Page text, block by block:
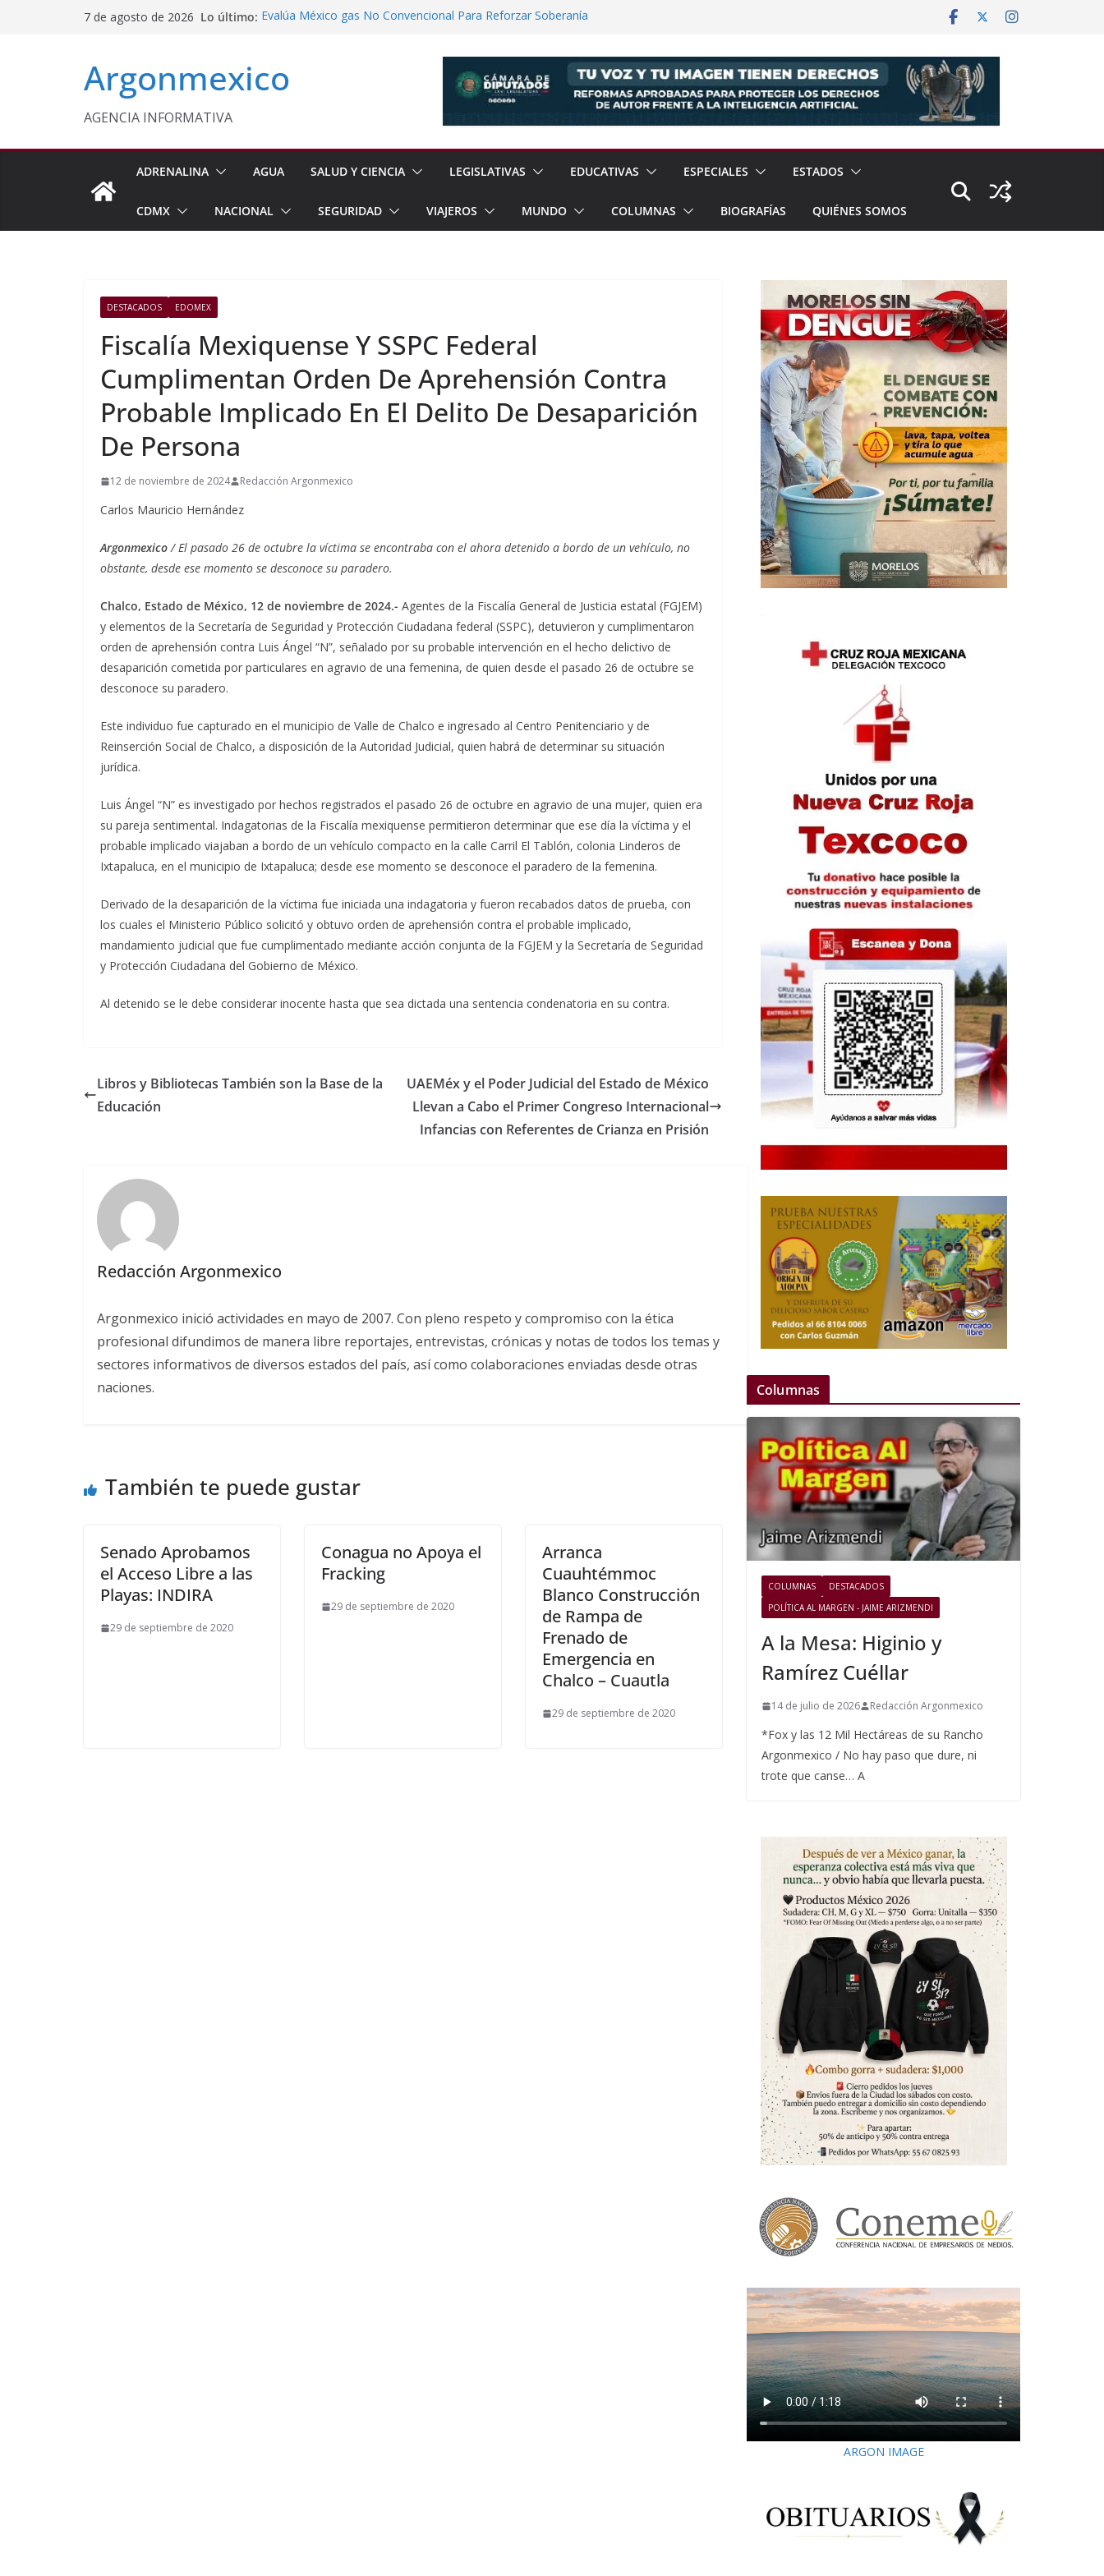
7 de agosto de 2026 Lo último: Evalúa México gas No Convencional Para Reforzar Soberanía
Texcoco Fortalece Prestaciones de Trabajadores del
Aseguran Casi 10 Millones de Cigarrillos Apócrifos en
Michoacán
Argonmexico
AGENCIA INFORMATIVA
ADRENALINA AGUA SALUD Y CIENCIA LEGISLATIVAS EDUCATIVAS ESPECIALES ESTADOS
CDMX NACIONAL SEGURIDAD VIAJEROS MUNDO COLUMNAS BIOGRAFÍAS QUIÉNES SOMOS
DESTACADOS EDOMEX
Fiscalía Mexiquense Y SSPC Federal
Cumplimentan Orden De Aprehensión Contra
Probable Implicado En El Delito De Desaparición
De Persona
12 de noviembre de 2024 Redacción Argonmexico
Carlos Mauricio Hernández
Argonmexico/ El pasado 26 de octubre la víctima se encontraba con el ahora detenido a bordo de un vehículo, no
obstante, desde ese momento se desconoce su paradero.
Chalco, Estado de México, 12 de noviembre de 2024.- Agentes de la Fiscalía General de Justicia estatal (FGJEM)
y elementos de la Secretaría de Seguridad y Protección Ciudadana federal (SSPC), detuvieron y cumplimentaron
orden de aprehensión contra Luis Ángel “N”, señalado por su probable intervención en el hecho delictivo de
desaparición cometida por particulares en agravio de una femenina, de quien desde el pasado 26 de octubre se
desconoce su paradero.
Este individuo fue capturado en el municipio de Valle de Chalco e ingresado al Centro Penitenciario y de
Reinserción Social de Chalco, a disposición de la Autoridad Judicial, quien habrá de determinar su situación
jurídica.
Luis Ángel “N” es investigado por hechos registrados el pasado 26 de octubre en agravio de una mujer, quien era
su pareja sentimental. Indagatorias de la Fiscalía mexiquense permitieron determinar que ese día la víctima y el
probable implicado viajaban a bordo de un vehículo compacto en la calle Carril El Tablón, colonia Linderos de
Ixtapaluca, en el municipio de Ixtapaluca; desde ese momento se desconoce el paradero de la femenina.
Derivado de la desaparición de la víctima fue iniciada una indagatoria y fueron recabados datos de prueba, con
los cuales el Ministerio Público solicitó y obtuvo orden de aprehensión contra el probable implicado,
mandamiento judicial que fue cumplimentado mediante acción conjunta de la FGJEM y la Secretaría de Seguridad
y Protección Ciudadana del Gobierno de México.
Al detenido se le debe considerar inocente hasta que sea dictada una sentencia condenatoria en su contra.
Libros y Bibliotecas También son la Base de la
Educación
UAEMéx y el Poder Judicial del Estado de México
Llevan a Cabo el Primer Congreso Internacional
Infancias con Referentes de Crianza en Prisión
Redacción Argonmexico
Argonmexico inició actividades en mayo de 2007. Con pleno respeto y compromiso con la ética
profesional difundimos de manera libre reportajes, entrevistas, crónicas y notas de todos los temas y
sectores informativos de diversos estados del país, así como colaboraciones enviadas desde otras
naciones.
También te puede gustar
Senado Aprobamos
el Acceso Libre a las
Playas: INDIRA
29 de septiembre de 2020
Conagua no Apoya el
Fracking
29 de septiembre de 2020
Arranca
Cuauhtémmoc
Blanco Construcción
de Rampa de
Frenado de
Emergencia en
Chalco – Cuautla
29 de septiembre de 2020
Columnas
COLUMNAS
DESTACADOS
POLÍTICA AL MARGEN - JAIME ARIZMENDI
A la Mesa: Higinio y
Ramírez Cuéllar
14 de julio de 2026 Redacción Argonmexico
*Fox y las 12 Mil Hectáreas de su Rancho
Argonmexico / No hay paso que dure, ni
trote que canse… A
ARGON IMAGE